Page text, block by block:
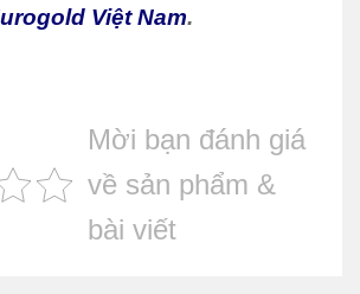
Việt Nam.
Mời bạn đánh giá
về sản phẩm &
bài viết